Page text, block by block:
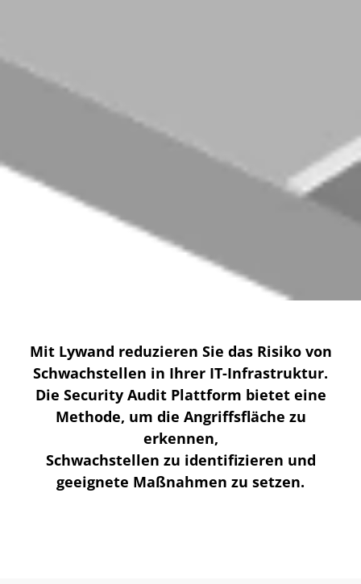
Mit Lywand reduzieren Sie das Risiko von
Schwachstellen in Ihrer IT-Infrastruktur.
Die Security Audit Plattform bietet eine
Methode, um die Angriffsfläche zu
erkennen,
Schwachstellen zu identifizieren und
geeignete Maßnahmen zu setzen.